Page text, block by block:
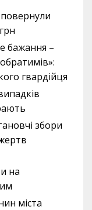
бажання –
гвардійця
збори
на
міста